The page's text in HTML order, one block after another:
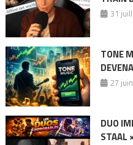
31
TONE
27
DUO
STAAL